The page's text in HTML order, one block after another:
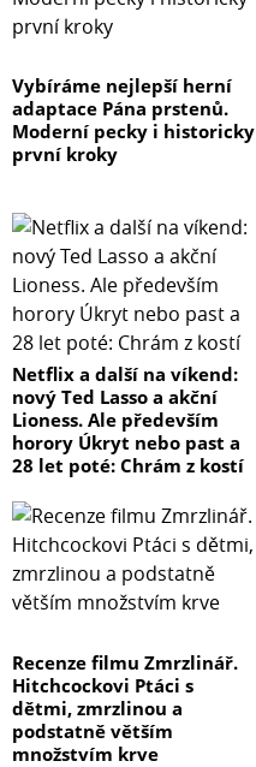
Vybíráme nejlepší herní
adaptace Pána prstenů.
Moderní pecky i historicky
první kroky
Netflix a další na víkend:
nový Ted Lasso a akční
Lioness. Ale především
horory Úkryt nebo past a
28 let poté: Chrám z kostí
Recenze filmu Zmrzlinář.
Hitchcockovi Ptáci s
dětmi, zmrzlinou a
podstatně větším
množstvím krve